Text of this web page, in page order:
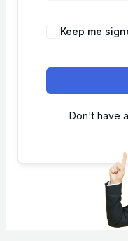
Keep me
Don't have